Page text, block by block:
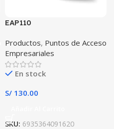
EAP110
Productos, Puntos de Acceso
Empresariales
En stock
S/ 130.00
SKU: 6935364091620